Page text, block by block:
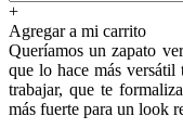
+
Agregar a mi carrito
Queríamos un zapato
que lo hace más
trabajar, que te
más fuerte para un look